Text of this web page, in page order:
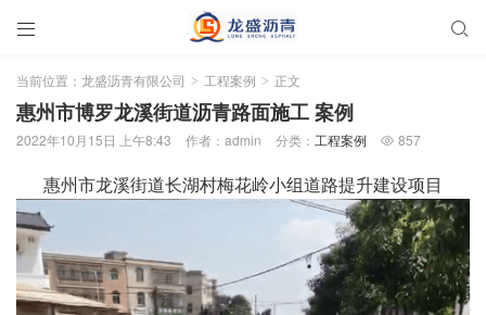
 
当前位置： 龙盛沥青有限公司 > 工程案例 > 正文
惠州市博罗龙溪街道沥青路面施工 案例
2022年10月15日 上午8:43 作者：admin 分类： 工程案例  857
惠州市龙溪街道长湖村梅花岭小组道路提升建设项目